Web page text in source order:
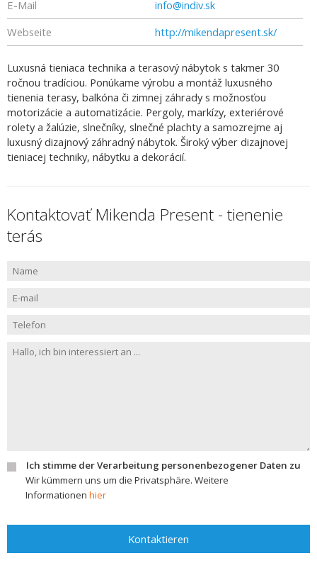
E-Mail
info@indiv.sk
Webseite
http://mikendapresent.sk/
Luxusná tieniaca technika a terasový nábytok s takmer 30
ročnou tradíciou. Ponúkame výrobu a montáž luxusného
tienenia terasy, balkóna či zimnej záhrady s možnosťou
motorizácie a automatizácie. Pergoly, markízy, exteriérové
rolety a žalúzie, slnečníky, slnečné plachty a samozrejme aj
luxusný dizajnový záhradný nábytok. Široký výber dizajnovej
tieniacej techniky, nábytku a dekorácií.
Kontaktovať Mikenda Present - tienenie
terás
Ich stimme der Verarbeitung personenbezogener Daten zu
Wir kümmern uns um die Privatsphäre. Weitere
Informationen hier
Kontaktieren